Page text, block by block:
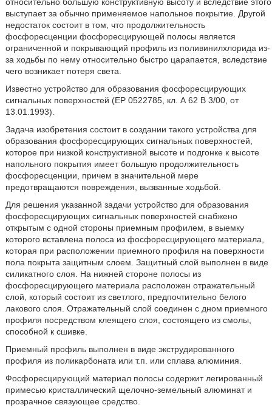
выступает за обычно применяемое напольное покрытие. Другой
недостаток состоит в том, что продолжительность
фосфоресценции фосфоресцирующей полосы является
ограниченной и покрывающий профиль из поливинилхлорида из-
за ходьбы по нему относительно быстро царапается, вследствие
чего возникает потеря света.
Известно устройство для образования фосфоресцирующих
сигнальных поверхностей (ЕР 0522785, кл. А 62 В 3/00, от
13.01.1993).
Задача изобретения состоит в создании такого устройства для
образования фосфоресцирующих сигнальных поверхностей,
которое при низкой конструктивной высоте и подгонке к высоте
напольного покрытия имеет большую продолжительность
фосфоресценции, причем в значительной мере
предотвращаются повреждения, вызванные ходьбой.
Для решения указанной задачи устройство для образования
фосфоресцирующих сигнальных поверхностей снабжено
открытым с одной стороны приемным профилем, в выемку
которого вставлена полоса из фосфоресцирующего материала,
которая при расположении приемного профиля на поверхности
пола покрыта защитным слоем. Защитный слой выполнен в виде
силикатного слоя. На нижней стороне полосы из
фосфоресцирующего материала расположен отражательный
слой, который состоит из светлого, предпочтительно белого
лакового слоя. Отражательный слой соединен с дном приемного
профиля посредством клеящего слоя, состоящего из смолы,
способной к сшивке.
Приемный профиль выполнен в виде экструдированного
профиля из поликарбоната или т.п. или сплава алюминия.
Фосфоресцирующий материал полосы содержит легированный
примесью кристаллический щелочно-земельный алюминат и
прозрачное связующее средство.